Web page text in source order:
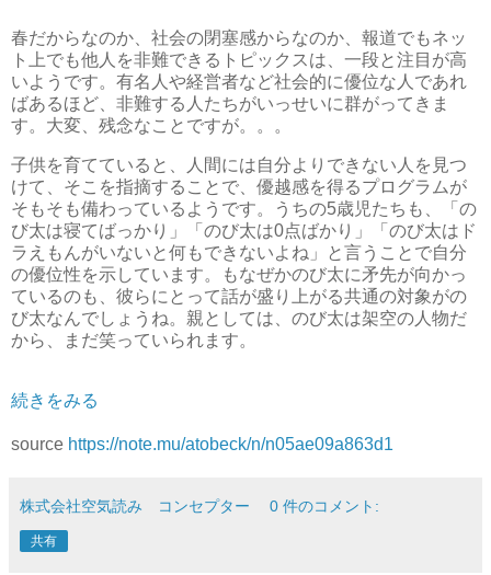
春だからなのか、社会の閉塞感からなのか、報道でもネッ
ト上でも他人を非難できるトピックスは、一段と注目が高
いようです。有名人や経営者など社会的に優位な人であれ
ばあるほど、非難する人たちがいっせいに群がってきま
す。大変、残念なことですが。。。
子供を育てていると、人間には自分よりできない人を見つ
けて、そこを指摘することで、優越感を得るプログラムが
そもそも備わっているようです。うちの5歳児たちも、「の
び太は寝てばっかり」「のび太は0点ばかり」「のび太はド
ラえもんがいないと何もできないよね」と言うことで自分
の優位性を示しています。もなぜかのび太に矛先が向かっ
ているのも、彼らにとって話が盛り上がる共通の対象がの
び太なんでしょうね。親としては、のび太は架空の人物だ
から、まだ笑っていられます。
続きをみる
source https://note.mu/atobeck/n/n05ae09a863d1
株式会社空気読み コンセプター 0 件のコメント:
共有